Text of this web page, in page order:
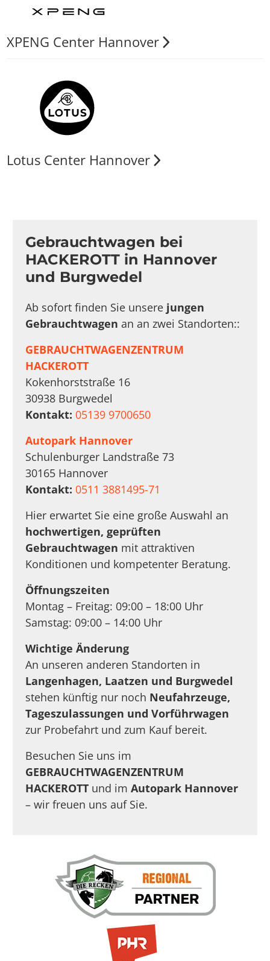
XPENG Center Hannover
Lotus Center Hannover
Gebrauchtwagen bei
HACKEROTT in Hannover
und Burgwedel
Ab sofort finden Sie unsere jungen
Gebrauchtwagen an an zwei Standorten::
GEBRAUCHTWAGENZENTRUM
HACKEROTT
Kokenhorststraße 16
30938 Burgwedel
Kontakt: 05139 9700650
Autopark Hannover
Schulenburger Landstraße 73
30165 Hannover
Kontakt: 0511 3881495-71
Hier erwartet Sie eine große Auswahl an
hochwertigen, geprüften
Gebrauchtwagen mit attraktiven
Konditionen und kompetenter Beratung.
Öffnungszeiten
Montag – Freitag: 09:00 – 18:00 Uhr
Samstag: 09:00 – 14:00 Uhr
Wichtige Änderung
An unseren anderen Standorten in
Langenhagen, Laatzen und Burgwedel
stehen künftig nur noch Neufahrzeuge,
Tageszulassungen und Vorführwagen
zur Probefahrt und zum Kauf bereit.
Besuchen Sie uns im
GEBRAUCHTWAGENZENTRUM
HACKEROTT und imAutopark Hannover
– wir freuen uns auf Sie.